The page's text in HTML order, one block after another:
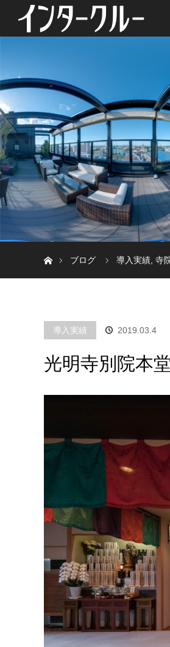
ブログ
導入実績 寺
導入実績 2019.03.4
光明寺別院本